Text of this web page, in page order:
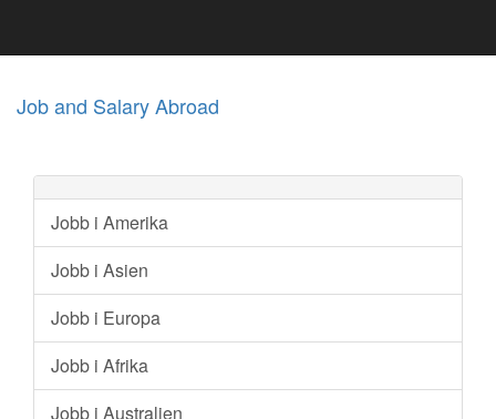
Job and Salary Abroad
Jobb i Amerika
Jobb i Asien
Jobb i Europa
Jobb i Afrika
Jobb i Australien